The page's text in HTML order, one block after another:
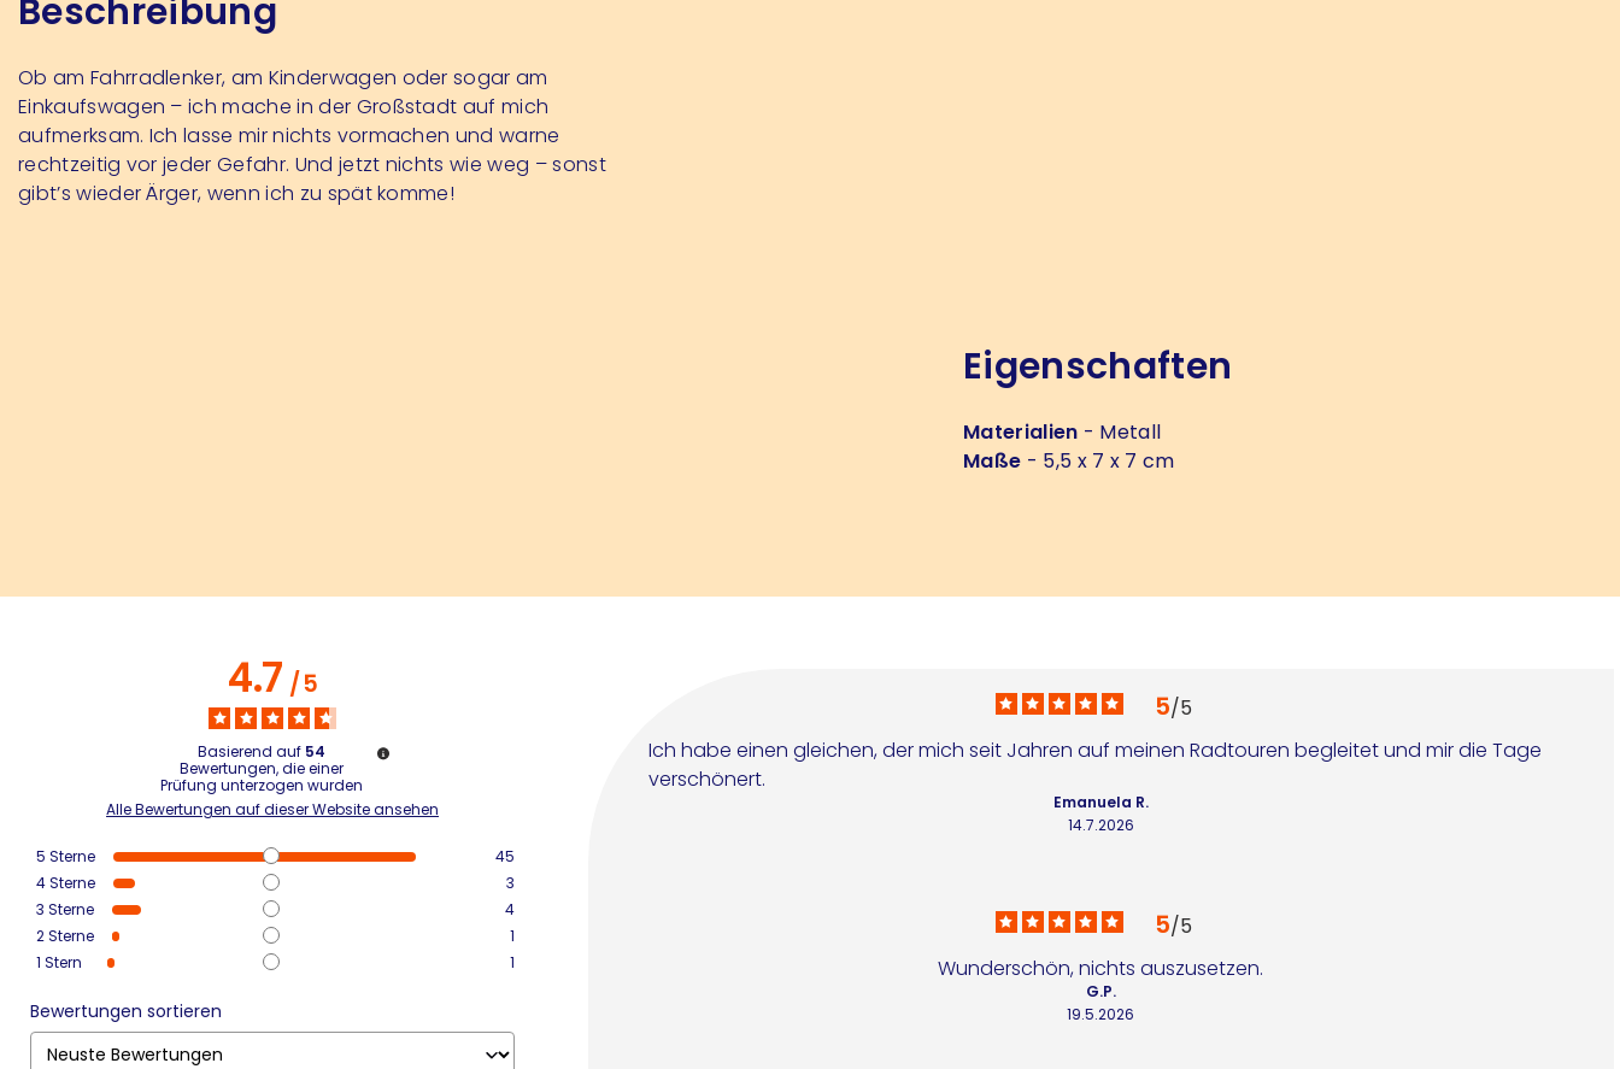
Beschreibung
Ob am Fahrradlenker, am Kinderwagen oder sogar am
Einkaufswagen – ich mache in der Großstadt auf mich
aufmerksam. Ich lasse mir nichts vormachen und warne
rechtzeitig vor jeder Gefahr. Und jetzt nichts wie weg – sonst
gibt’s wieder Ärger, wenn ich zu spät komme!
Eigenschaften
Materialien - Metall
Maße - 5,5 x 7 x 7 cm
4.7/5
Basierend auf 54
Bewertungen, die einer
Prüfung unterzogen wurden
Alle Bewertungen auf dieser Website ansehen
5 Sterne
45
4Sterne
3
3 Sterne
4
2Sterne
1
1 Stern 1
Bewertungen sortieren
5/5
Ich habe einen gleichen, der mich seit Jahren auf meinen Radtouren begleitet und mir die Tage
verschönert.
14.7.2026
Emanuela R.
5/5
Wunderschön, nichts auszusetzen.
19.5.2026
G.P.